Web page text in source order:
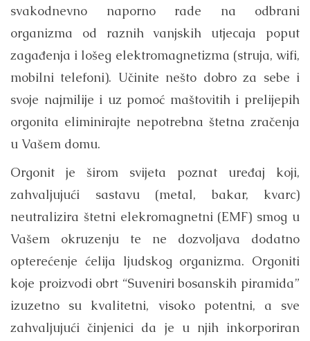
svakodnevno naporno rade na odbrani
organizma od raznih vanjskih utjecaja poput
zagađenja i lošeg elektromagnetizma (struja, wifi,
mobilni telefoni). Učinite nešto dobro za sebe i
svoje najmilije i uz pomoć maštovitih i prelijepih
orgonita eliminirajte nepotrebna štetna zračenja
u Vašem domu.
Orgonit je širom svijeta poznat uređaj koji,
zahvaljujući sastavu (metal, bakar, kvarc)
neutralizira štetni elekromagnetni (EMF) smog u
Vašem okruzenju te ne dozvoljava dodatno
opterećenje ćelija ljudskog organizma. Orgoniti
koje proizvodi obrt “Suveniri bosanskih piramida”
izuzetno su kvalitetni, visoko potentni, a sve
zahvaljujući činjenici da je u njih inkorporiran